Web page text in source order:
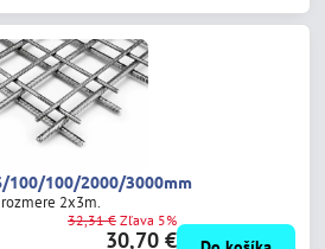
100/100/2000/3000mm
2x3m.
30,70 €
32,31 € Zľava 5%